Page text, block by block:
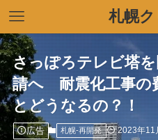
札幌
さっぽろテレビ塔
請へ 耐震化工事の
とどうなるの？！
広告 札幌-再開発 2023年11